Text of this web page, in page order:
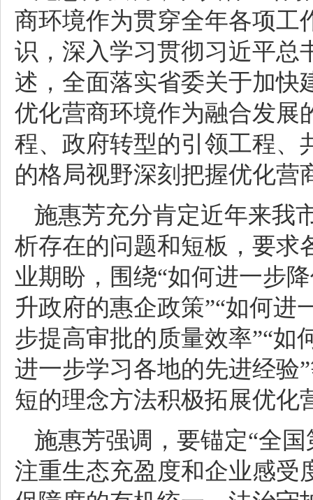
商环境作为贯穿全年各项工
识，深入学习贯彻习近平总
述，全面落实省委关于加快
优化营商环境作为融合发展
程、政府转型的引领工程、
的格局视野深刻把握优化营
施惠芳充分肯定近年来我
析存在的问题和短板，要求
业期盼，围绕“如何进一步
升政府的惠企政策”“如何进
步提高审批的质量效率”“如
进一步学习各地的先进经验
短的理念方法积极拓展优化
施惠芳强调，要锚定“全
注重生态充盈度和企业感受